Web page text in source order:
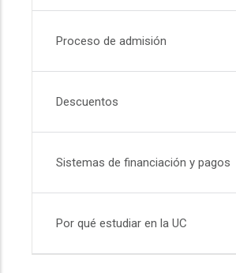
Proceso de admisión
Descuentos
Sistemas de financiación y pagos
Por qué estudiar en la UC